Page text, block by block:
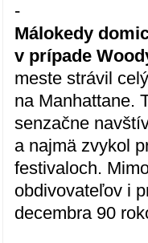
-
Málokedy
v prípade
meste strávil
na Manhattane.
senzačne
a najmä zvykol
festivaloch.
obdivovateľov i
decembra 90